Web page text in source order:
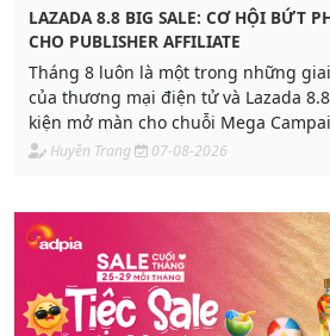
LAZADA 8.8 BIG SALE: CƠ HỘI BỨT
CHO PUBLISHER AFFILIATE
Tháng 8 luôn là một trong những
của thương mại điện tử và Lazada
kiện mở màn cho chuỗi Mega
Huyền Trang 07-08-2026